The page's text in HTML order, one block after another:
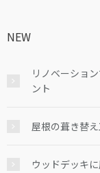
NEW
リノベーショ
ント
屋根の葺き替
ウッドデッキ